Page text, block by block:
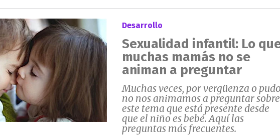
Desarrollo
Sexualidad infantil: Lo
muchas mamás no se
animan a preguntar
Muchas veces, por vergüenza o
no nos animamos a preguntar sobre
este tema que está presente desde
que el niño es bebé. Aquí las
preguntas más frecuentes.